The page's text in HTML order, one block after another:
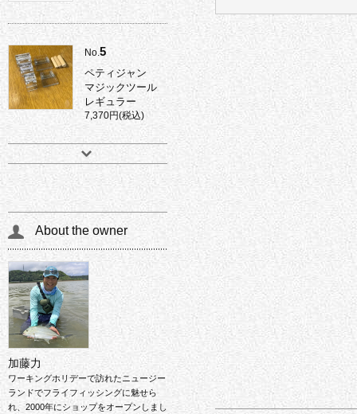
No.5
ペティジャン
マジックツール
レギュラー
7,370円(税込)
About the owner
加藤力
ワーキングホリデーで訪れたニュージー
ランドでフライフィッシングに魅せら
れ、2000年にショップをオープンしまし